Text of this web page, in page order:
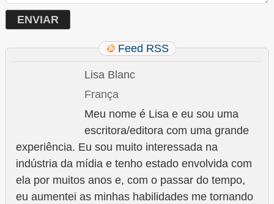
Feed RSS
Lisa Blanc
França
Meu nome é Lisa e eu sou uma
escritora/editora com uma grande
experiência. Eu sou muito interessada na
indústria da mídia e tenho estado envolvida com
ela por muitos anos e, com o passar do tempo,
eu aumentei as minhas habilidades me tornando